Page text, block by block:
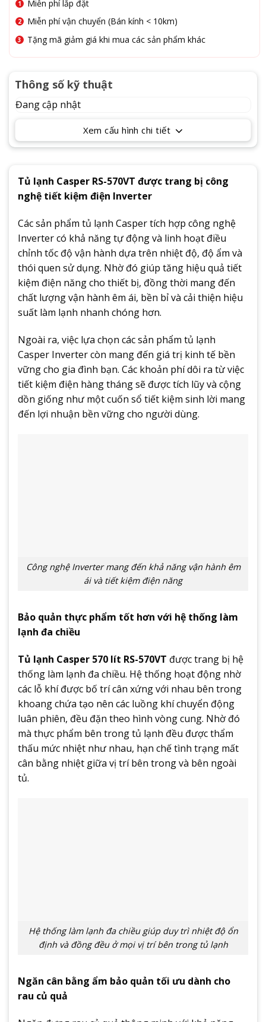
Miễn phí lắp đặt
Miễn phí vận chuyển (Bán kính < 10km)
Tặng mã giảm giá khi mua các sản phẩm khác
Tủ lạnh Casper RS-570VT được trang bị công
nghệ tiết kiệm điện Inverter
Các sản phẩm tủ lạnh Casper tích hợp công nghệ
Inverter có khả năng tự động và linh hoạt điều
chỉnh tốc độ vận hành dựa trên nhiệt độ, độ ẩm và
thói quen sử dụng. Nhờ đó giúp tăng hiệu quả tiết
kiệm điện năng cho thiết bị, đồng thời mang đến
chất lượng vận hành êm ái, bền bỉ và cải thiện hiệu
suất làm lạnh nhanh chóng hơn.
Ngoài ra, việc lựa chọn các sản phẩm tủ lạnh
Casper Inverter còn mang đến giá trị kinh tế bền
vững cho gia đình bạn. Các khoản phí dôi ra từ việc
tiết kiệm điện hàng tháng sẽ được tích lũy và cộng
dồn giống như một cuốn sổ tiết kiệm sinh lời mang
đến lợi nhuận bền vững cho người dùng.
Công nghệ Inverter mang đến khả năng vận hành êm
ái và tiết kiệm điện năng
Bảo quản thực phẩm tốt hơn với hệ thống làm
lạnh đa chiều
Tủ lạnh Casper 570 lít RS-570VT được trang bị hệ
thống làm lạnh đa chiều. Hệ thống hoạt động nhờ
các lỗ khí được bố trí cân xứng với nhau bên trong
khoang chứa tạo nên các luồng khí chuyển động
luân phiên, đều đặn theo hình vòng cung. Nhờ đó
mà thực phẩm bên trong tủ lạnh đều được thẩm
thấu mức nhiệt như nhau, hạn chế tình trạng mất
cân bằng nhiệt giữa vị trí bên trong và bên ngoài
tủ.
Hệ thống làm lạnh đa chiều giúp duy trì nhiệt độ ổn
định và đồng đều ở mọi vị trí bên trong tủ lạnh
Ngăn cân bằng ẩm bảo quản tối ưu dành cho
rau củ quả
Thông số kỹ thuật
Đang cập nhật
Xem cấu hình chi tiết